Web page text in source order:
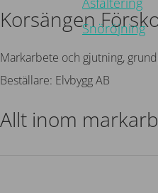
Snöröjning
Korsängen
Markarbete och gjutning,
Beställare: Elvbygg AB
Allt inom